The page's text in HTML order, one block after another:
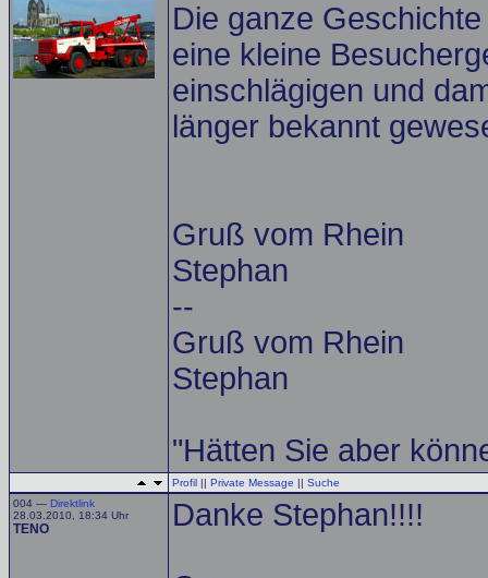
Die ganze
eine kleine
einschlägigen und
länger bekannt
Gruß vom Rhein
Stephan
--
Gruß vom Rhein
Stephan
"Hätten Sie aber
Profil || Private Message || Suche
004 — Direktlink
28.03.2010, 18:34 Uhr
TENO Danke Stephan!!!!